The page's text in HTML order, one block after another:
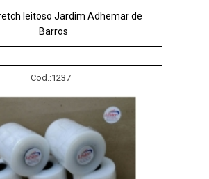
leitoso Jardim Adhemar de
Barros
Cod.:1237